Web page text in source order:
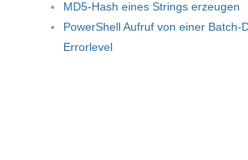
MD5-Hash eines Strings erzeugen
PowerShell Aufruf von einer Batch-
Errorlevel